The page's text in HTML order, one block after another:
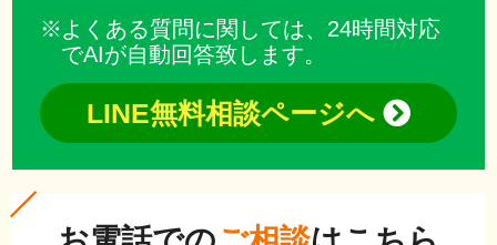
よくある質問に関しては、24時間対応
でAIが自動回答致します。
LINE無料相談ページへ